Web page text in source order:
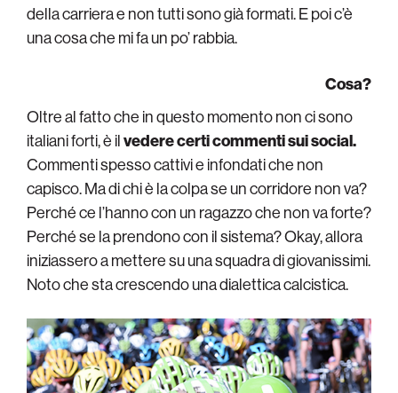
della carriera e non tutti sono già formati. E poi c’è
una cosa che mi fa un po’ rabbia.
Cosa?
Oltre al fatto che in questo momento non ci sono
italiani forti, è ilvedere certi commenti sui social.
Commenti spesso cattivi e infondati che non
capisco. Ma di chi è la colpa se un corridore non va?
Perché ce l’hanno con un ragazzo che non va forte?
Perché se la prendono con il sistema? Okay, allora
iniziassero a mettere su una squadra di giovanissimi.
Noto che sta crescendo una dialettica calcistica.